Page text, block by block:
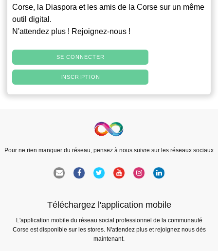
Corse, la Diaspora et les amis de la Corse sur un même
outil digital.
N'attendez plus ! Rejoignez-nous !
SE CONNECTER
INSCRIPTION
Pour ne rien manquer du réseau, pensez à nous suivre sur les réseaux sociaux
Téléchargez l'application mobile
L'application mobile du réseau social professionnel de la communauté
Corse est disponible sur les stores. N'attendez plus et rejoignez nous dès
maintenant.